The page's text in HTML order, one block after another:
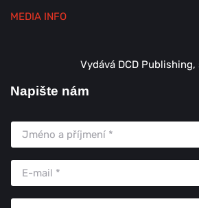
MEDIA INFO
Vydává DCD Publishing,
Napište nám